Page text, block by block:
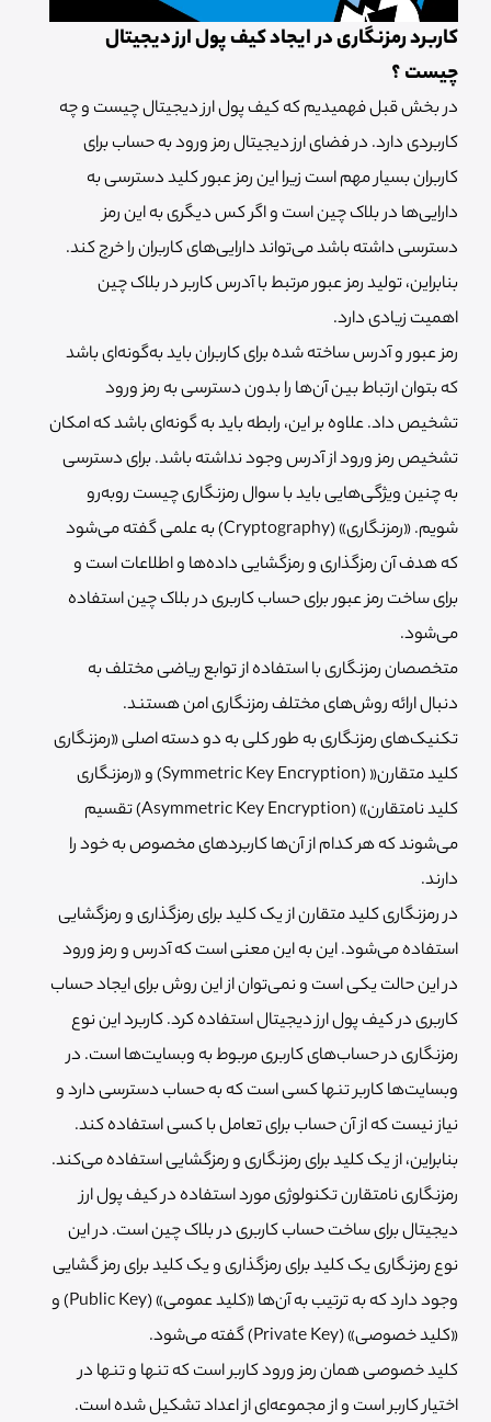
کاربرد رمزنگاری در ایجاد کیف پول ارز دیجیتال
چیست ؟
در بخش قبل فهمیدیم که کیف پول ارز دیجیتال چیست و چه
کاربردی دارد. در فضای ارز دیجیتال رمز ورود به حساب برای
کاربران بسیار مهم است زیرا این رمز عبور کلید دسترسی به
دارایی‌ها در بلاک چین است و اگر کس دیگری به این رمز
دسترسی داشته باشد می‌تواند دارایی‌های کاربران را خرج کند.
بنابراین، تولید رمز عبور مرتبط با آدرس کاربر در بلاک چین
اهمیت زیادی دارد.
رمز عبور و آدرس ساخته شده برای کاربران باید به‌گونه‌ای باشد
که بتوان ارتباط بین آن‌ها را بدون دسترسی به رمز ورود
تشخیص داد. علاوه بر این، رابطه باید به گونه‌ای باشد که امکان
تشخیص رمز ورود از آدرس وجود نداشته باشد. برای دسترسی
به چنین ویژگی‌هایی باید با سوال رمزنگاری چیست روبه‌رو
شویم. «رمزنگاری» (Cryptography) به علمی گفته می‌شود
که هدف آن رمزگذاری و رمزگشایی داده‌ها و اطلاعات است و
برای ساخت رمز عبور برای حساب کاربری در بلاک چین استفاده
می‌شود.
متخصصان رمزنگاری با استفاده از توابع ریاضی مختلف به
دنبال ارائه روش‌های مختلف رمزنگاری امن هستند.
تکنیک‌های رمزنگاری به طور کلی به دو دسته اصلی «رمزنگاری
کلید متقارن« (Symmetric Key Encryption) و «رمزنگاری
کلید نامتقارن» (Asymmetric Key Encryption) تقسیم
می‌شوند که هر کدام از آن‌ها کاربردهای مخصوص به خود را
دارند.
در رمزنگاری کلید متقارن از یک کلید برای رمزگذاری و رمزگشایی
استفاده می‌شود. این به این معنی است که آدرس و رمز ورود
در این حالت یکی است و نمی‌توان از این روش برای ایجاد حساب
کاربری در کیف پول ارز دیجیتال استفاده کرد. کاربرد این نوع
رمزنگاری در حساب‌های کاربری مربوط به وبسایت‌ها است. در
وبسایت‌ها کاربر تنها کسی است که به حساب دسترسی دارد و
نیاز نیست که از آن حساب برای تعامل با کسی استفاده کند.
بنابراین، از یک کلید برای رمزنگاری و رمزگشایی استفاده می‌کند.
رمزنگاری نامتقارن تکنولوژی مورد استفاده در کیف پول ارز
دیجیتال برای ساخت حساب کاربری در بلاک چین است. در این
نوع رمزنگاری یک کلید برای رمزگذاری و یک کلید برای رمز گشایی
وجود دارد که به ترتیب به آن‌ها «کلید عمومی» (Public Key) و
«کلید خصوصی» (Private Key) گفته می‌شود.
کلید خصوصی همان رمز ورود کاربر است که تنها و تنها در
اختیار کاربر است و از مجموعه‌ای از اعداد تشکیل شده است.